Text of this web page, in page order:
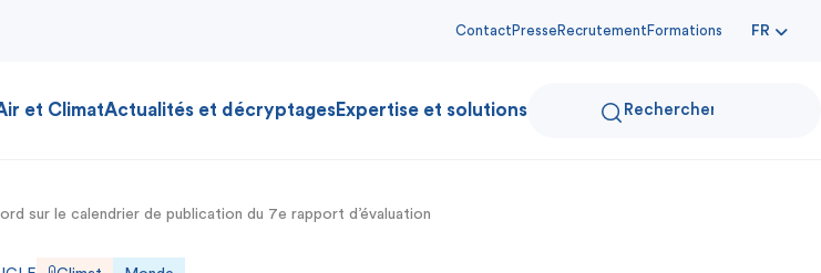
Contact Presse Recrutement Formations FR
et ClimatActualités et décryptagesExpertise et solutions
sur le calendrier de publication du 7e rapport d’évaluation